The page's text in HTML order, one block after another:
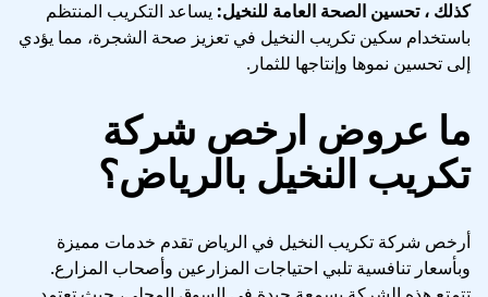
كذلك ، تحسين الصحة العامة للنخيل: يساعد التكريب المنتظم
باستخدام سكين تكريب النخيل في تعزيز صحة الشجرة، مما يؤدي
إلى تحسين نموها وإنتاجها للثمار.
ما عروض ارخص شركة
تكريب النخيل بالرياض؟
أرخص شركة تكريب النخيل في الرياض تقدم خدمات مميزة
وبأسعار تنافسية تلبي احتياجات المزارعين وأصحاب المزارع.